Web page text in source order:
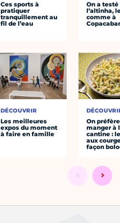
Ces sports à
pratiquer
tranquillement au
fil de l’eau
DÉCOUVRIR
Les meilleures
expos du moment
à faire en famille
On a testé
l’altinha,
comme à
On préfère
manger à
cantine :
aux
façon